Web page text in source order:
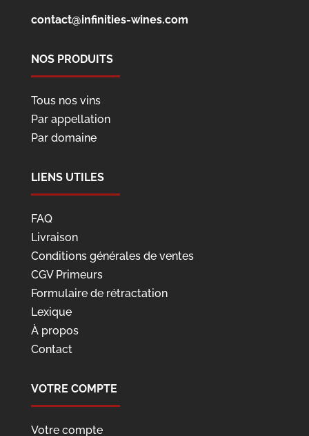
contact@infinities-wines.com
NOS PRODUITS
Tous nos vins
Par appellation
Par domaine
LIENS UTILES
FAQ
Livraison
Conditions générales de ventes
CGV Primeurs
Formulaire de rétractation
Lexique
À propos
Contact
VOTRE COMPTE
Votre compte